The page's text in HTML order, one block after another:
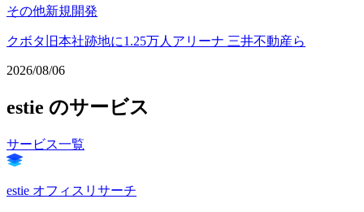
その他新規開発
クボタ旧本社跡地に1.25万人アリーナ 三井不動産ら
2026/08/06
estie のサービス
サービス一覧
estie オフィスリサーチ